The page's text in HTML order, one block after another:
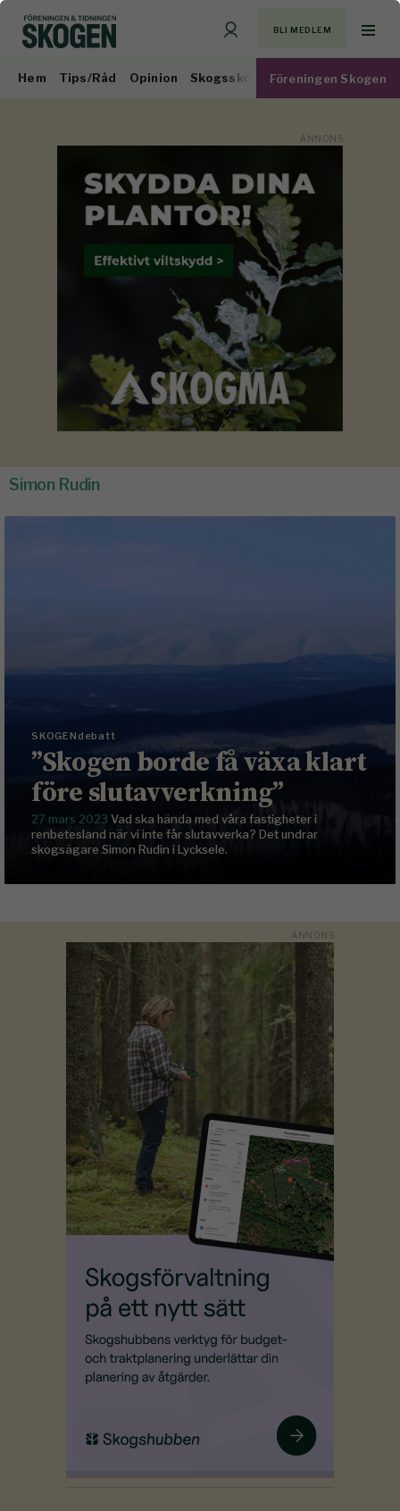
BLI MEDLEM
Hem Tips/Råd Opinion Skogsskötsel Virkesmarknad
Föreningen Skogen
Simon Rudin
SKOGENdebatt
”Skogen borde få växa klart
före slutavverkning”
27 mars 2023 Vad ska hända med våra fastigheter i
renbetesland när vi inte får slutavverka? Det undrar
skogsägare Simon Rudin i Lycksele.